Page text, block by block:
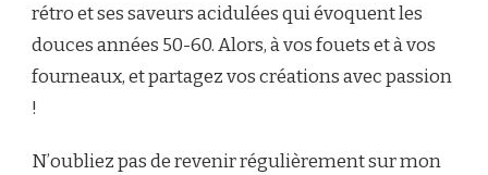
rétro et ses saveurs acidulées qui évoquent les
douces années 50-60. Alors, à vos fouets et à vos
fourneaux, et partagez vos créations avec passion
!
N’oubliez pas de revenir régulièrement sur mon